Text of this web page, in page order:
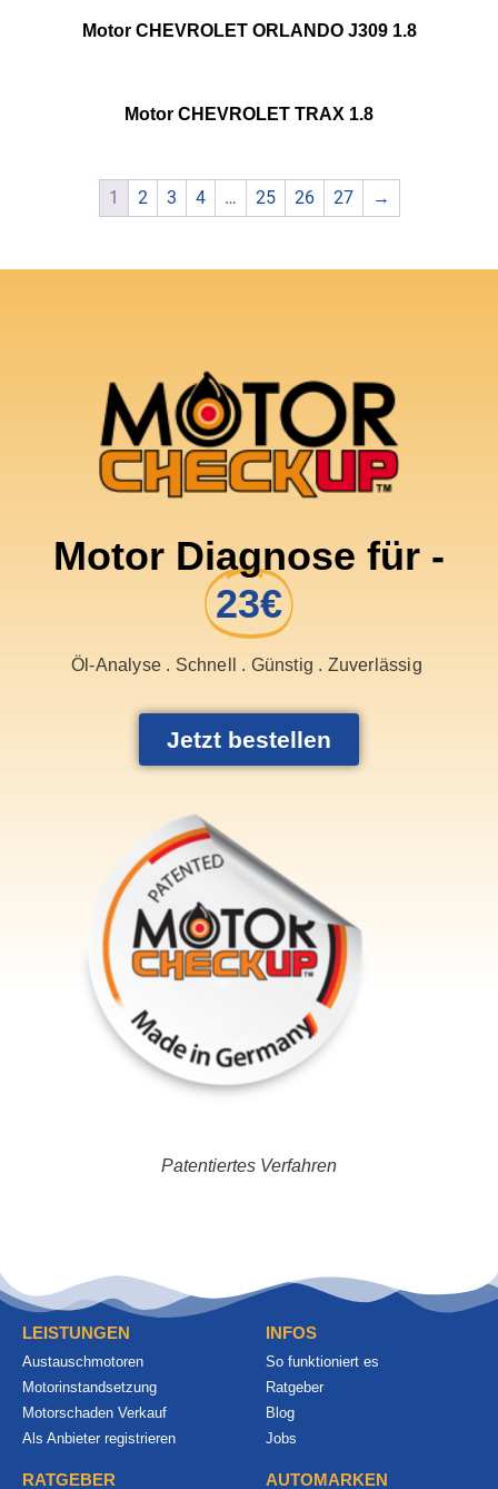
Motor CHEVROLET ORLANDO J309 1.8
Motor CHEVROLET TRAX 1.8
1 2 3 4 … 25 26 27 →
Motor Diagnose für -
23€
Öl-Analyse . Schnell . Günstig . Zuverlässig
Jetzt bestellen
Patentiertes Verfahren
LEISTUNGEN
Austauschmotoren
Motorinstandsetzung
Motorschaden Verkauf
Als Anbieter registrieren
INFOS
So funktioniert es
Ratgeber
Blog
Jobs
RATGEBER AUTOMARKEN